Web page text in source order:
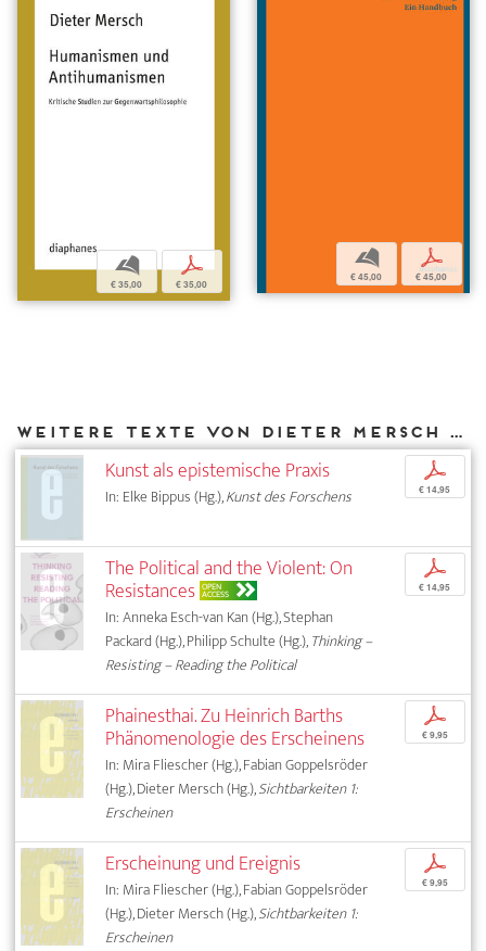
b
€ 35,00
p
€ 35,00
b
€ 45,00
p
€ 45,00
Weitere Texte von Dieter Mersch bei DIAPHANES
Kunst als epistemische Praxis
In: Elke Bippus (Hg.),Kunst des Forschens
p
€ 14,95
The Political and the Violent: On
Resistances OPEN
ACCESS
In: Anneka Esch-van Kan (Hg.), Stephan
Packard (Hg.), Philipp Schulte (Hg.),Thinking –
Resisting – Reading the Political
p
€ 14,95
Phainesthai. Zu Heinrich Barths
Phänomenologie des Erscheinens
In: Mira Fliescher (Hg.), Fabian Goppelsröder
(Hg.), Dieter Mersch (Hg.),Sichtbarkeiten 1:
Erscheinen
p
€ 9,95
Erscheinung und Ereignis
In: Mira Fliescher (Hg.), Fabian Goppelsröder
(Hg.), Dieter Mersch (Hg.),Sichtbarkeiten 1:
Erscheinen
p
€ 9,95